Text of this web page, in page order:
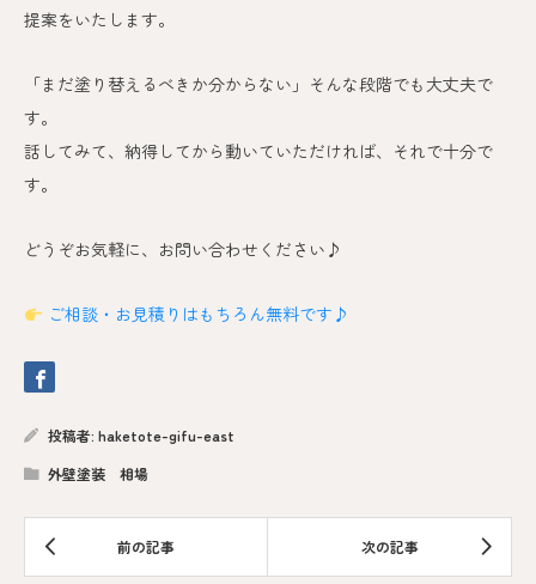
提案をいたします。
「まだ塗り替えるべきか分からない」そんな段階でも大丈夫で
す。
話してみて、納得してから動いていただければ、それで十分で
す。
どうぞお気軽に、お問い合わせください♪
ご相談・お見積りはもちろん無料です♪
投稿者: haketote-gifu-east
外壁塗装 相場